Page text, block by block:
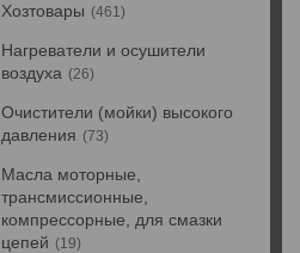
Хозтовары 461
Нагреватели и осушители
воздуха
26
Очистители (мойки) высокого
давления
73
Масла моторные,
трансмиссионные,
компрессорные, для смазки
цепей
19